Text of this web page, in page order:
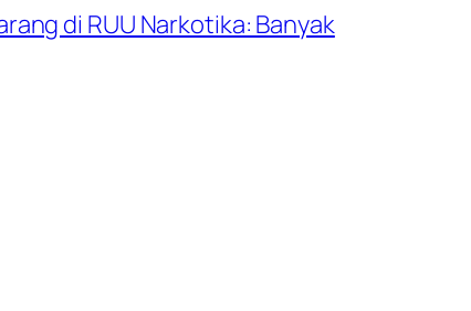
di RUU Narkotika: Banyak